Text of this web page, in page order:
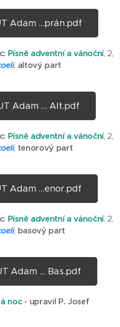
Adam ...prán.pdf
Písně adventní a vánoční, 2,
, altový part
Adam ... Alt.pdf
Písně adventní a vánoční, 2,
, tenorový part
Adam ...enor.pdf
Písně adventní a vánoční, 2,
, basový part
Adam ... Bas.pdf
noc- upravil P. Josef